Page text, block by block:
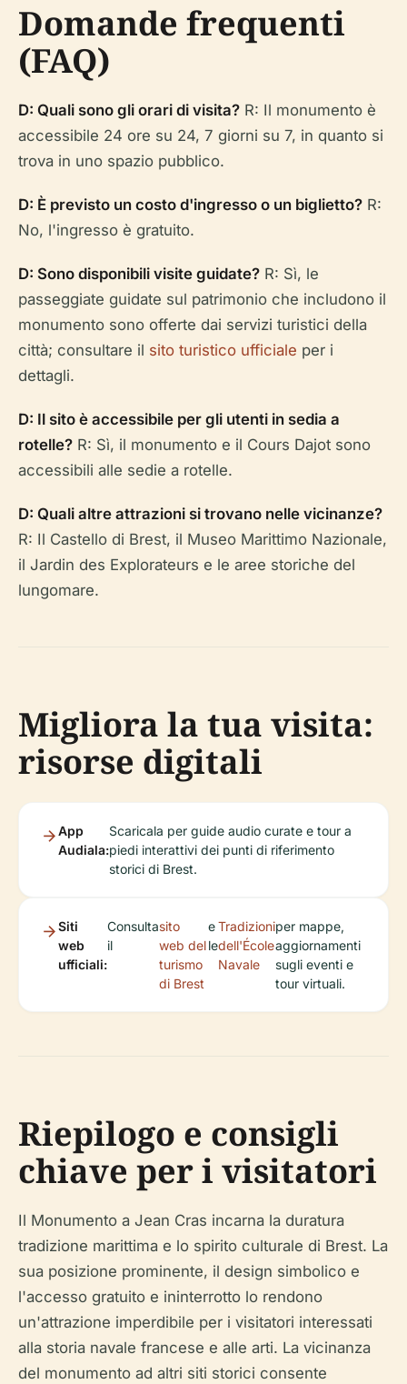
Domande frequenti
(FAQ)
D: Quali sono gli orari di visita? R: Il monumento è
accessibile 24 ore su 24, 7 giorni su 7, in quanto si
trova in uno spazio pubblico.
D: È previsto un costo d'ingresso o un biglietto? R:
No, l'ingresso è gratuito.
D: Sono disponibili visite guidate? R: Sì, le
passeggiate guidate sul patrimonio che includono il
monumento sono offerte dai servizi turistici della
città; consultare il sito turistico ufficiale per i
dettagli.
D: Il sito è accessibile per gli utenti in sedia a
rotelle? R: Sì, il monumento e il Cours Dajot sono
accessibili alle sedie a rotelle.
D: Quali altre attrazioni si trovano nelle vicinanze?
R: Il Castello di Brest, il Museo Marittimo Nazionale,
il Jardin des Explorateurs e le aree storiche del
lungomare.
Migliora la tua visita:
risorse digitali
App
Audiala:
Scaricala per guide audio curate e tour a
piedi interattivi dei punti di riferimento
storici di Brest.
Siti
web
ufficiali:
Consulta
il
sito
web del
turismo
di Brest
e
le
Tradizioni
dell'École
Navale
per mappe,
aggiornamenti
sugli eventi e
tour virtuali.
Riepilogo e consigli
chiave per i visitatori
Il Monumento a Jean Cras incarna la duratura
tradizione marittima e lo spirito culturale di Brest. La
sua posizione prominente, il design simbolico e
l'accesso gratuito e ininterrotto lo rendono
un'attrazione imperdibile per i visitatori interessati
alla storia navale francese e alle arti. La vicinanza
del monumento ad altri siti storici consente